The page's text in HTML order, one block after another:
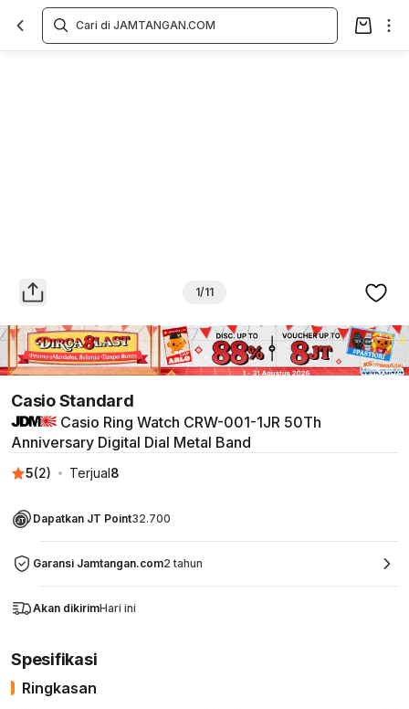
1/11
Casio Standard
Casio Ring Watch CRW-001-1JR 50Th
Anniversary Digital Dial Metal Band
5(2) Terjual8
Dapatkan JT Point32.700
Garansi Jamtangan.com2 tahun
Akan dikirimHari ini
Spesifikasi
Ringkasan